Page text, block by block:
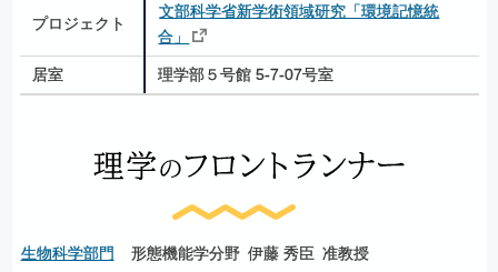
プロジェクト
文部科学省新学術領域研究「環境記憶統
合」
居室 理学部５号館 5-7-07号室
生物科学部門 形態機能学分野 伊藤 秀臣 准教授